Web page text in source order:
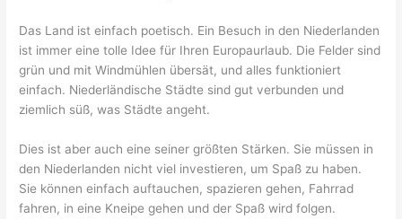
Das Land ist einfach poetisch. Ein Besuch in den Niederlanden
ist immer eine tolle Idee für Ihren Europaurlaub. Die Felder sind
grün und mit Windmühlen übersät, und alles funktioniert
einfach. Niederländische Städte sind gut verbunden und
ziemlich süß, was Städte angeht.
Dies ist aber auch eine seiner größten Stärken. Sie müssen in
den Niederlanden nicht viel investieren, um Spaß zu haben.
Sie können einfach auftauchen, spazieren gehen, Fahrrad
fahren, in eine Kneipe gehen und der Spaß wird folgen.